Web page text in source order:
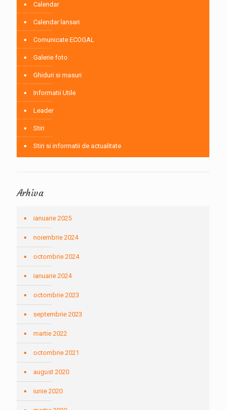
Calendar
Calendar lansari
Comunicate ECOGAL
Galerie foto
Ghiduri si masuri
Informatii Utile
Leader
Stiri
Stiri si informatii de actualitate
Arhiva
ianuarie 2025
noiembrie 2024
octombrie 2024
ianuarie 2024
octombrie 2023
septembrie 2023
martie 2022
octombrie 2021
august 2020
iunie 2020